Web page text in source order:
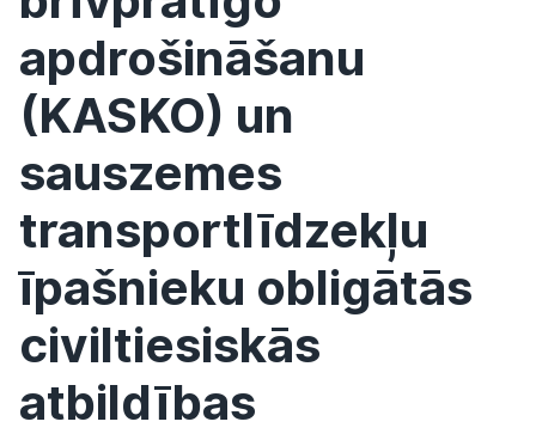
apdrošināšanu
(KASKO) un
sauszemes
transportlīdzekļu
īpašnieku obligātās
civiltiesiskās
atbildības